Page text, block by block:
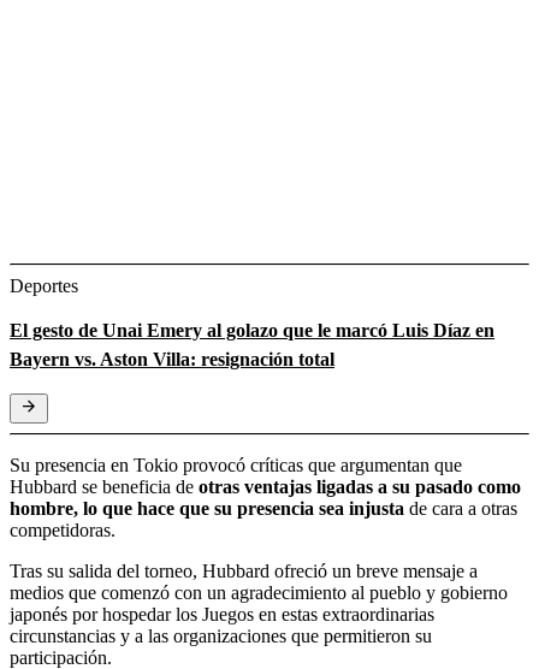
Deportes
El gesto de Unai Emery al golazo que le marcó Luis Díaz en
Bayern vs. Aston Villa: resignación total
Su presencia en Tokio provocó críticas que argumentan que
Hubbard se beneficia de otras ventajas ligadas a su pasado como
hombre, lo que hace que su presencia sea injusta de cara a otras
competidoras.
Tras su salida del torneo, Hubbard ofreció un breve mensaje a
medios que comenzó con un agradecimiento al pueblo y gobierno
japonés por hospedar los Juegos en estas extraordinarias
circunstancias y a las organizaciones que permitieron su
participación.